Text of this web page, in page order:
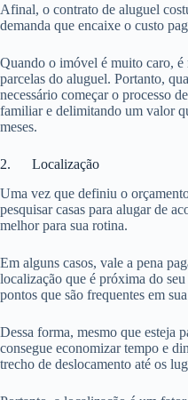
Afinal, o contrato de aluguel
demanda que encaixe o custo
Quando o imóvel é muito caro,
parcelas do aluguel. Portanto,
necessário começar o processo
familiar e delimitando um valor
meses.
2. Localização
Uma vez que definiu o
pesquisar casas para alugar de
melhor para sua rotina.
Em alguns casos, vale a pena
localização que é próxima do
pontos que são frequentes em
Dessa forma, mesmo que esteja
consegue economizar tempo e
trecho de deslocamento até os